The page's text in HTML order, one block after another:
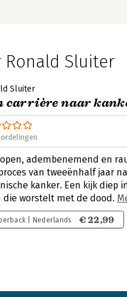
Ronald Sluiter
Sluiter
carrière naar
adembenemend en
van tweeënhalf jaar
kanker. Een kijk diep
die worstelt met de dood.
| Nederlands € 22,99